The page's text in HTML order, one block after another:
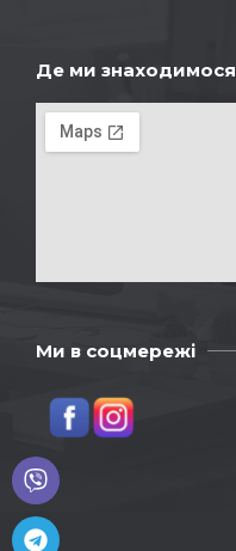
Де ми знаходимося
Ми в соцмережі
Viber
Telegram